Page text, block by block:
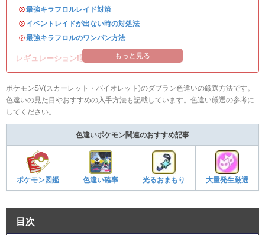
・最強キラフロルレイド対策
・ イベントレイドが出ない時の対処法
・最強キラフロルのワンパン方法
レギュレーションI開催中！ もっと見る
ポケモンSV(スカーレット・バイオレット)のダブラン色違いの厳選方法です。
色違いの見た目やおすすめの入手方法も記載しています。色違い厳選の参考に
してください。
色違いポケモン関連のおすすめ記事
ポケモン図鑑 色違い確率 光るおまもり 大量発生厳選
目次